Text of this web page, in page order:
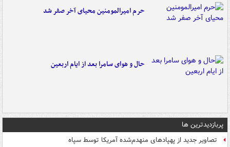
حرم امیرالمومنین محیای آخر صفر شد
حال و هوای سامرا بعد از ایام اربعین
پربازدیدترین ها
تصاویر جدید از پهپادهای منهدم‌شده آمریکا توسط سپاه